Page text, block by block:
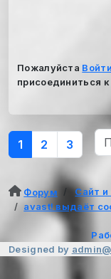
Пожалуйста Войти
присоединиться
1 2 3
Форум
Сайт
avast! выдаёт
Designed by